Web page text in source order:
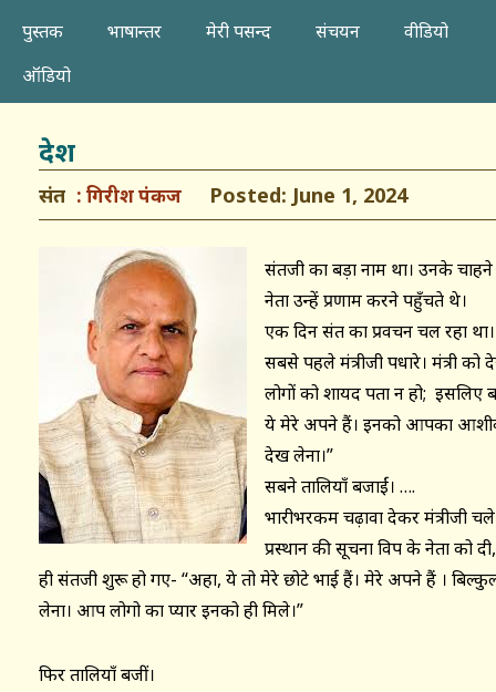
पुस्तक
भाषान्तर मेरी पसन्द संचयन
वीडियो
ऑडियो
देश
संत गिरीश पंकज Posted: June 1, 2024
संतजी का बड़ा नाम था। उनके
नेता उन्हें प्रणाम करने पहुँचते थे।
एक दिन संत का प्रवचन चल रहा
सबसे पहले मंत्रीजी पधारे। मंत्री
लोगों को शायद पता न हो; इसलिए
ये मेरे अपने हैं। इनको आपका
देख लेना।”
सबने तालियाँ बजाईं। ….
भारीभरकम चढ़ावा देकर मंत्रीजी
प्रस्थान की सूचना विपक्ष के नेता
ही संतजी शुरू हो गए- “अहा, ये तो मेरे छोटे भाई हैं। मेरे अपने हैं ।
लेना। आप लोगो का प्यार इनको ही मिले।”
फिर तालियाँ बजीं।